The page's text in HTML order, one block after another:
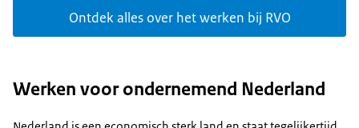
Ontdek alles over het werken bij RVO
Werken voor ondernemend Nederland